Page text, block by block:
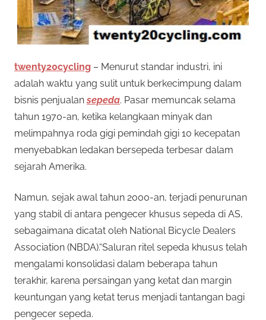
twenty20cycling – Menurut standar industri, ini
adalah waktu yang sulit untuk berkecimpung dalam
bisnis penjualansepeda. Pasar memuncak selama
tahun 1970-an, ketika kelangkaan minyak dan
melimpahnya roda gigi pemindah gigi 10 kecepatan
menyebabkan ledakan bersepeda terbesar dalam
sejarah Amerika.
Namun, sejak awal tahun 2000-an, terjadi penurunan
yang stabil di antara pengecer khusus sepeda di AS,
sebagaimana dicatat oleh National Bicycle Dealers
Association (NBDA).“Saluran ritel sepeda khusus telah
mengalami konsolidasi dalam beberapa tahun
terakhir, karena persaingan yang ketat dan margin
keuntungan yang ketat terus menjadi tantangan bagi
pengecer sepeda.